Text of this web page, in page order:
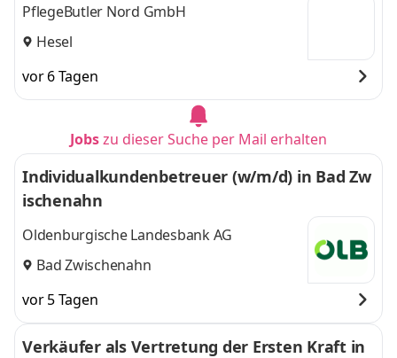
PflegeButler Nord GmbH
Hesel
vor 6 Tagen
Jobszu dieser Suche per Mail erhalten
Individualkundenbetreuer (w/m/d) in Bad Zw
ischenahn
Oldenburgische Landesbank AG
Bad Zwischenahn
vor 5 Tagen
Verkäufer als Vertretung der Ersten Kraft in